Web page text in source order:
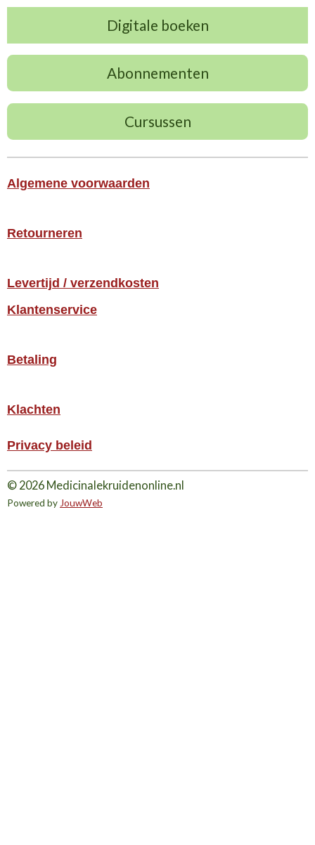
Digitale boeken
Abonnementen
Cursussen
Algemene voorwaarden
Retourneren
Levertijd / verzendkosten
Klantenservice
Betaling
Klachten
Privacy beleid
© 2026 Medicinalekruidenonline.nl
Powered byJouwWeb